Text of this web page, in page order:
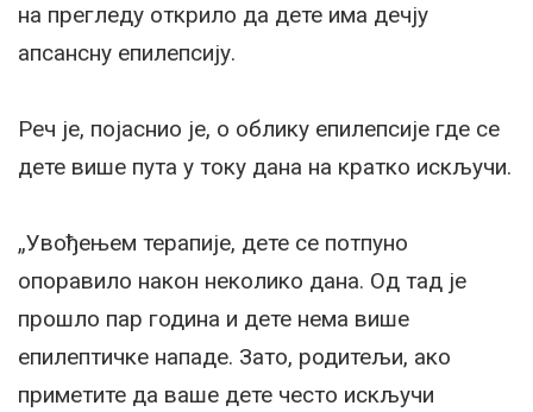
на прегледу открило да дете има дечју
апсансну епилепсију.
Реч је, појаснио је, о облику епилепсије где се
дете више пута у току дана на кратко искључи.
„Увођењем терапије, дете се потпуно
опоравило након неколико дана. Од тад је
прошло пар година и дете нема више
епилептичке нападе. Зато, родитељи, ако
приметите да ваше дете често искључи